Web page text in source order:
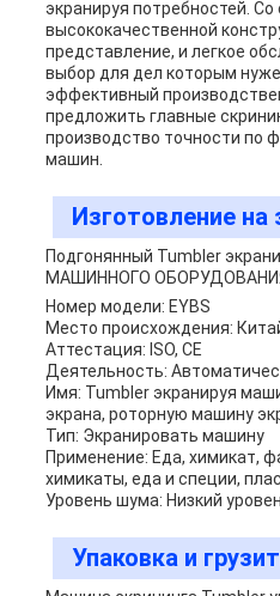
экранируя потребностей. Со
высококачественной
представление, и легкое
выбор для дел которым
эффективный
предложить главные
производство точности по
машин.
Изготовление на
Подгонянный Tumbler
МАШИННОГО ОБОРУДОВАНИЯ
Номер модели: EYBS
Место происхождения:
Аттестация: ISO, CE
Деятельность:
Имя: Tumbler экранируя
экрана, роторную машину
Тип: Экранировать машину
Применение: Еда, химикат,
химикаты, еда и специи,
Уровень шума: Низкий
Упаковка и